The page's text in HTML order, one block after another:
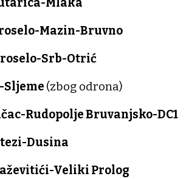
Mlaka
Mazin-Bruvno
Srb-Otrić
Sljeme (zbog odrona)
Rudopolje Bruvanjsko-DC1
Dusina
Veliki Prolog